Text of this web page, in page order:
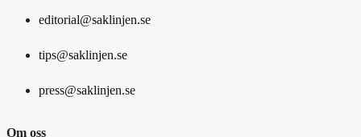
editorial@saklinjen.se
tips@saklinjen.se
press@saklinjen.se
Om oss